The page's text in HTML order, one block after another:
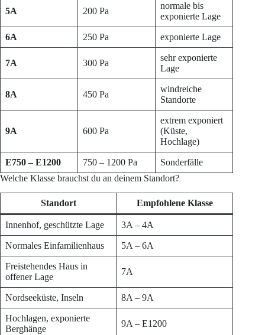
5A 200 Pa
normale bis
exponierte Lage
6A 250 Pa exponierte Lage
7A 300 Pa
sehr exponierte
Lage
8A 450 Pa
windreiche
Standorte
9A 600 Pa
extrem exponiert
(Küste,
Hochlage)
E750 – E1200 750 – 1200 Pa
Sonderfälle
Welche Klasse brauchst du an deinem Standort?
Standort Empfohlene Klasse
Innenhof, geschützte Lage 3A – 4A
Normales Einfamilienhaus 5A – 6A
Freistehendes Haus in
offener Lage
7A
Nordseeküste, Inseln 8A – 9A
Hochlagen, exponierte
Berghänge
9A – E1200